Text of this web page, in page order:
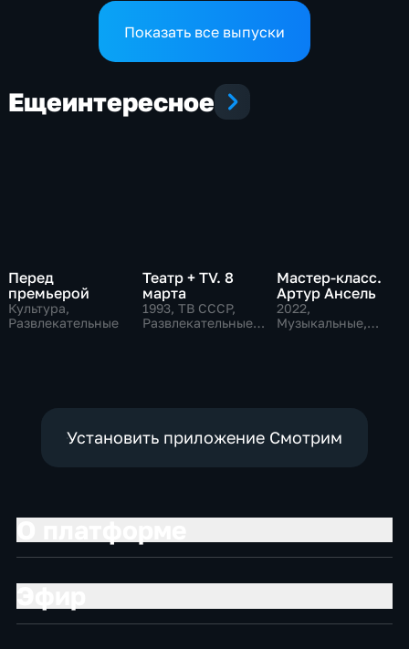
Показать все выпуски
Ещеинтересное
Перед
премьерой
Культура,
Развлекательные
Театр + TV. 8
марта
1993, ТВ СССР,
Развлекательные,
Мастер-класс.
Артур Ансель
2022,
Музыкальные,
Установить приложение Смотрим